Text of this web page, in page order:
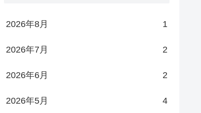
2026年8月 1
2026年7月 2
2026年6月 2
2026年5月 4